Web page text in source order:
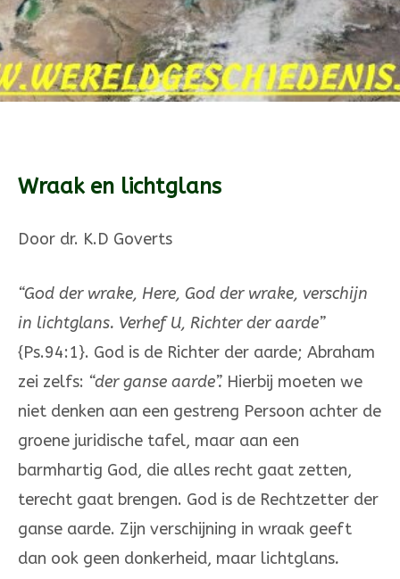
Wraak en lichtglans
Door dr. K.D Goverts
“God der wrake, Here, God der wrake, verschijn
in lichtglans. Verhef U, Richter der aarde”
{Ps.94:1}. God is de Richter der aarde; Abraham
zei zelfs: “der ganse aarde”. H­ier­bij moe­ten we
niet denken aan een gestreng Persoon achter de
groe­ne juridische ta­fel, maar aan een
barmhartig God, die alles recht gaat zetten,
terecht gaat brengen. God is de Rechtzetter der
ganse aar­­­de. Zijn verschijning in wraak geeft
dan ook geen donkerheid, maar lichtglans.